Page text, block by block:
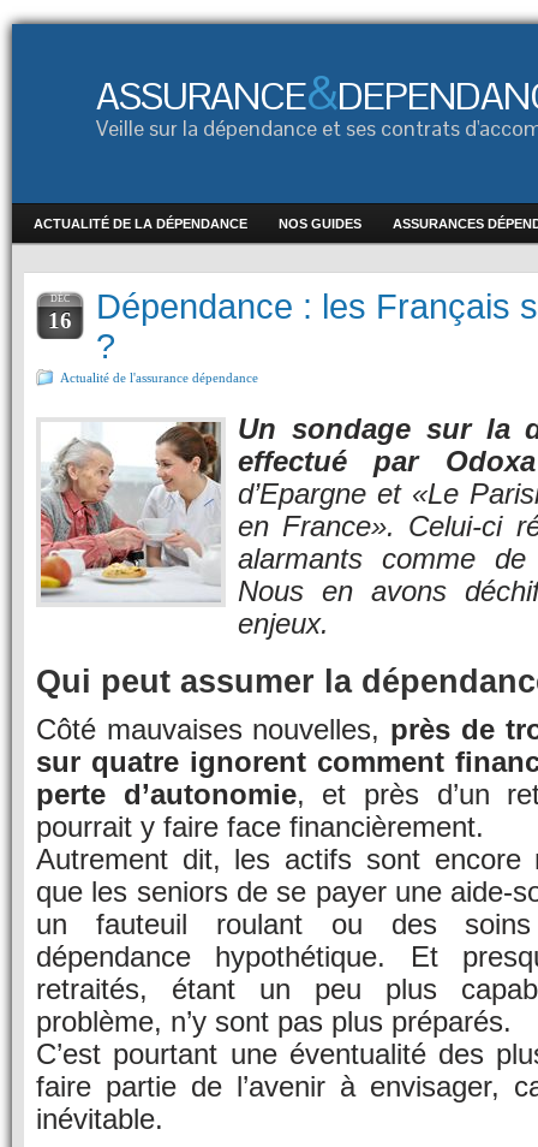
ASSURANCE&
Veille sur la dépendance et ses contrats
ACTUALITÉ DE LA DÉPENDANCE NOS GUIDES ASSURANCES
DÉC
16
Dépendance : les Français
?
Actualité de l'assurance dépendance
Un sondage sur la
effectué par Odoxa
d’Epargne et «Le
en France». Celui-ci
alarmants comme
Nous en avons
enjeux.
Qui peut assumer la
Côté mauvaises nouvelles, près de
sur quatre ignorent comment
perte d’autonomie, et près d’un
pourrait y faire face financièrement.
Autrement dit, les actifs sont encore
que les seniors de se payer une aide-
un fauteuil roulant ou des
dépendance hypothétique. Et
retraités, étant un peu plus
problème, n’y sont pas plus préparés.
C’est pourtant une éventualité des
faire partie de l’avenir à envisager,
inévitable.